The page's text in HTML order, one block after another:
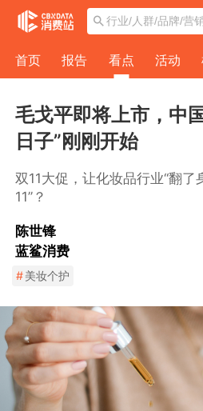
首页 报告 看点 活动
毛戈平即将上市，中
日子”刚刚开始
双11大促，让化妆品行业“翻了
11”？
陈世锋
蓝鲨消费
#美妆个护